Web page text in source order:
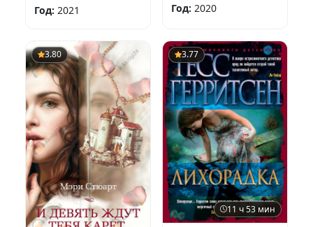
Год: 2021
Год: 2020
3.80 3.77
11 ч 53 мин